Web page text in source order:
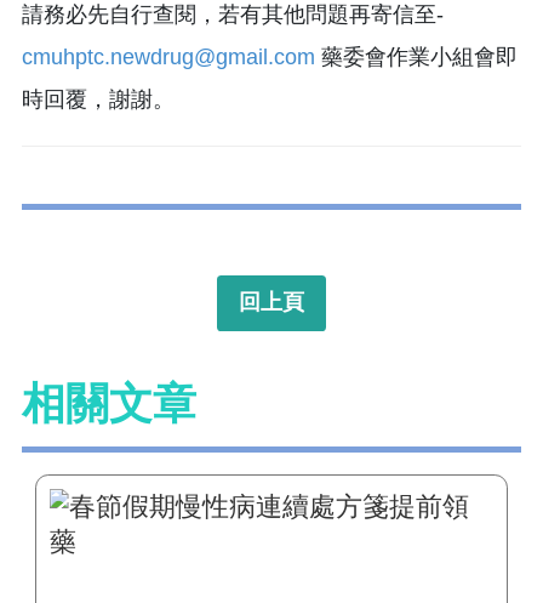
請務必先自行查閱，若有其他問題再寄信至-
cmuhptc.newdrug@gmail.com 藥委會作業小組會即
時回覆，謝謝。
回上頁
相關文章